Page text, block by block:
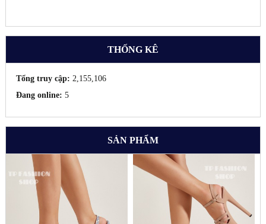
THỐNG KÊ
Tổng truy cập: 2,155,106
Đang online: 5
SẢN PHẨM